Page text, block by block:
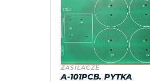
ZASILACZE
A-101PCB. PYTKA